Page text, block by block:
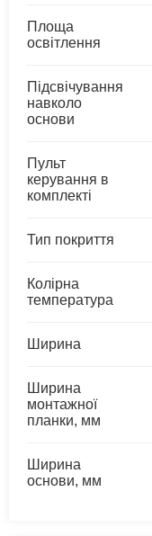
Площа
освітлення
Підсвічування
навколо
основи
Пульт
керування в
комплекті
Тип покриття
Колірна
температура
Ширина
Ширина
монтажної
планки, мм
Ширина
основи, мм